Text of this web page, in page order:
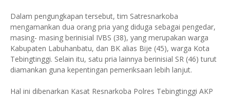
Dalam pengungkapan tersebut, tim Satresnarkoba
mengamankan dua orang pria yang diduga sebagai pengedar,
masing- masing berinisial IVBS (38), yang merupakan warga
Kabupaten Labuhanbatu, dan BK alias Bije (45), warga Kota
Tebingtinggi. Selain itu, satu pria lainnya berinisial SR (46) turut
diamankan guna kepentingan pemeriksaan lebih lanjut.
Hal ini dibenarkan Kasat Resnarkoba Polres Tebingtinggi AKP